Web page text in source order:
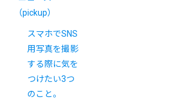
（pickup）
スマホでSNS
用写真を撮影
する際に気を
つけたい3つ
のこと。